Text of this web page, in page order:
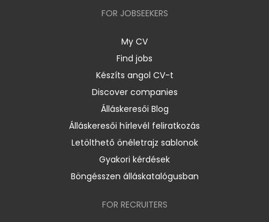
FOR JOBSEEKERS
My CV
Find jobs
Készíts angol CV-t
Discover companies
Álláskeresői Blog
Álláskeresői hírlevél feliratkozás
Letölthető önéletrajz sablonok
Gyakori kérdések
Böngésszen álláskatalógusban
FOR RECRUITERS